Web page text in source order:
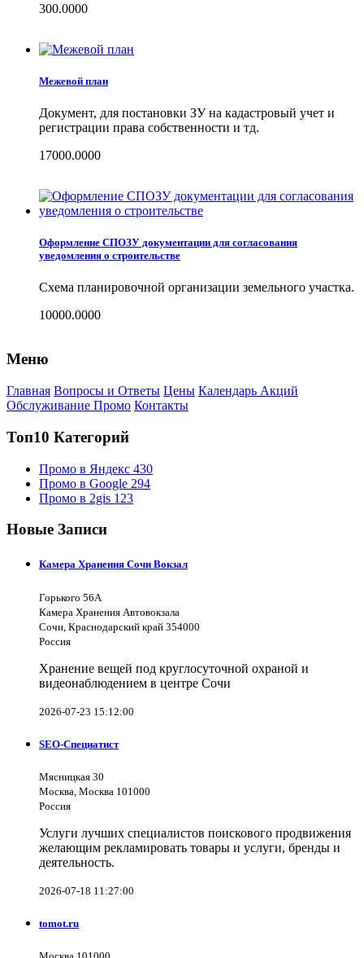
300.0000
Межевой план
Документ, для постановки ЗУ на кадастровый учет и
регистрации права собственности и тд.
17000.0000
Оформление СПОЗУ документации для согласования
уведомления о строительстве
Схема планировочной организации земельного участка.
10000.0000
Меню
Главная Вопросы и Ответы Цены Календарь Акций
Обслуживание Промо Контакты
Топ10 Категорий
Промо в Яндекс 430
Промо в Google 294
Промо в 2gis 123
Новые Записи
Камера Хранения Сочи Вокзал
Горького 56А
Камера Хранения Автовокзала
Сочи, Краснодарский край 354000
Россия
Хранение вещей под круглосуточной охраной и
видеонаблюдением в центре Сочи
2026-07-23 15:12:00
SEO-Специатист
Мясницкая 30
Москва, Москва 101000
Россия
Услуги лучших специалистов поискового продвижения
желающим рекламировать товары и услуги, бренды и
деятельность.
2026-07-18 11:27:00
tomot.ru